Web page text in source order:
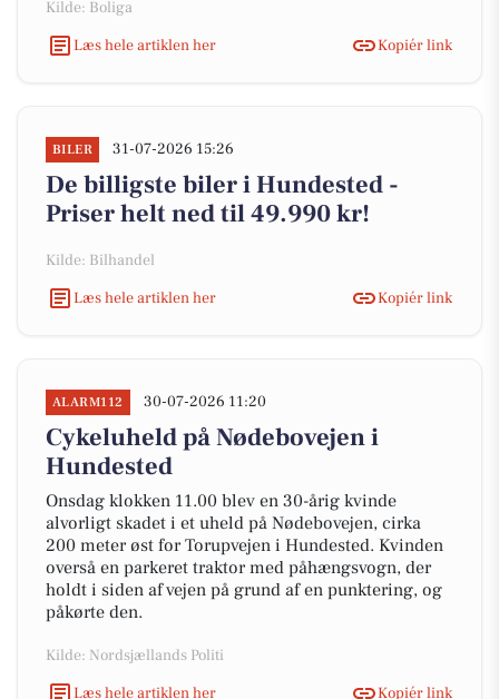
Kilde: Boliga
Læs hele artiklen her
Kopiér link
BILER 31-07-2026 15:26
De billigste biler i Hundested -
Priser helt ned til 49.990 kr!
Kilde: Bilhandel
Læs hele artiklen her
Kopiér link
ALARM112 30-07-2026 11:20
Cykeluheld på Nødebovejen i
Hundested
Onsdag klokken 11.00 blev en 30-årig kvinde
alvorligt skadet i et uheld på Nødebovejen, cirka
200 meter øst for Torupvejen i Hundested. Kvinden
overså en parkeret traktor med påhængsvogn, der
holdt i siden af vejen på grund af en punktering, og
påkørte den.
Kilde: Nordsjællands Politi
Læs hele artiklen her
Kopiér link